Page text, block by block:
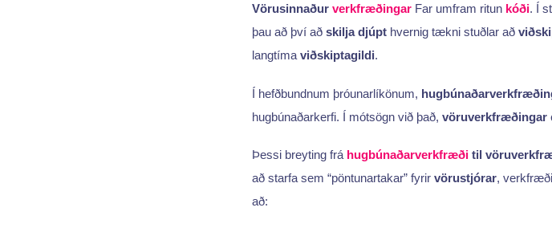
Vörusinnaður verkfræðingarFar umfram ritun kóði. Í
þau að því að skilja djúpthvernig tækni stuðlar að
langtíma viðskiptagildi.
Í hefðbundnum þróunarlíkönum,
hugbúnaðarkerfi. Í mótsögn við það, vöruverkfræðingar
Þessi breyting frá hugbúnaðarverkfræðitil
að starfa sem “pöntunartakar” fyrir vörustjórar,
að: